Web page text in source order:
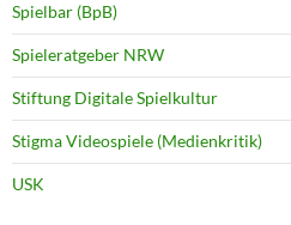
Spielbar (BpB)
Spieleratgeber NRW
Stiftung Digitale Spielkultur
Stigma Videospiele (Medienkritik)
USK